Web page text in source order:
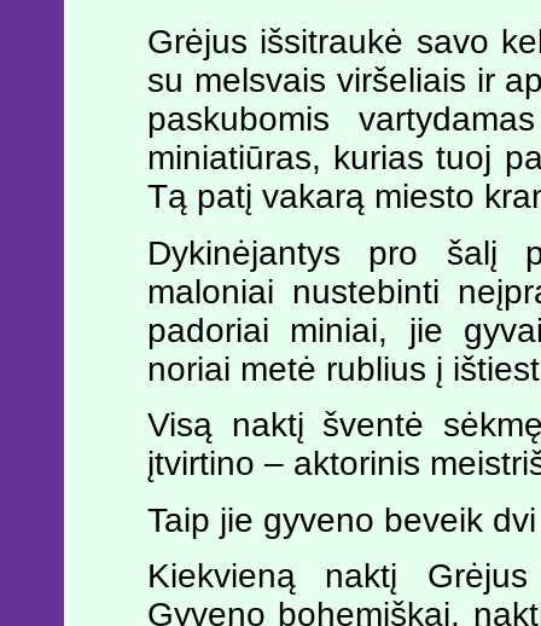
Grėjus išsitraukė savo
su melsvais viršeliais ir
paskubomis
miniatiūras, kurias tuoj
Tą patį vakarą miesto
Dykinėjantys pro šalį
maloniai nustebinti
padoriai miniai, jie
noriai metė rublius į
Visą naktį šventė
įtvirtino – aktorinis
Taip jie gyveno beveik
Kiekvieną naktį
Gyveno bohemiškai,